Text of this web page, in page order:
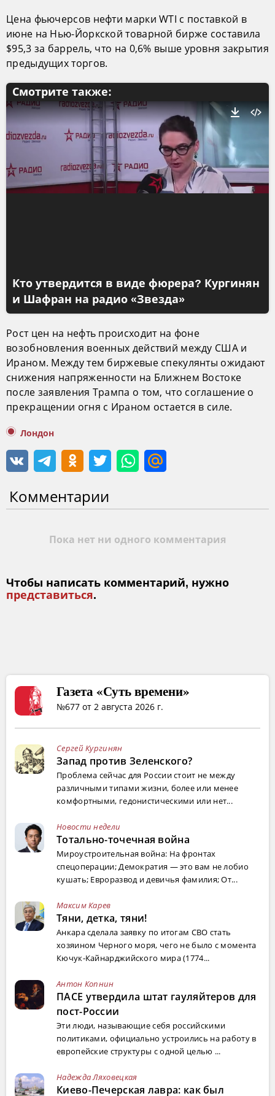
Цена фьючерсов нефти марки WTI с поставкой в
июне на Нью-Йоркской товарной бирже составила
$95,3 за баррель, что на 0,6% выше уровня закрытия
предыдущих торгов.
Смотрите также:
Кто утвердится в виде фюрера? Кургинян
и Шафран на радио «Звезда»
Рост цен на нефть происходит на фоне
возобновления военных действий между США и
Ираном. Между тем биржевые спекулянты ожидают
снижения напряженности на Ближнем Востоке
после заявления Трампа о том, что соглашение о
прекращении огня с Ираном остается в силе.
Лондон
Комментарии
Пока нет ни одного комментария
Чтобы написать комментарий, нужно
представиться.
Газета «Суть времени»
№677 от 2 августа 2026 г.
Сергей Кургинян
Запад против Зеленского?
Проблема сейчас для России стоит не между
различными типами жизни, более или менее
комфортными, гедонистическими или нет...
Новости недели
Тотально-точечная война
Мироустроительная война: На фронтах
спецоперации; Демократия — это вам не лобио
кушать; Евроразвод и девичья фамилия; От...
Максим Карев
Тяни, детка, тяни!
Анкара сделала заявку по итогам СВО стать
хозяином Черного моря, чего не было с момента
Кючук-Кайнарджийского мира (1774...
Антон Копнин
ПАСЕ утвердила штат гауляйтеров для
пост-России
Эти люди, называющие себя российскими
политиками, официально устроились на работу в
европейские структуры с одной целью ...
Надежда Ляховецкая
Киево-Печерская лавра: как был